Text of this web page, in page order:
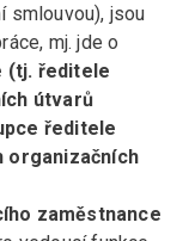
smlouvou), jsou
mj. jde o
(tj. ředitele
útvarů
ředitele
organizačních
zaměstnance